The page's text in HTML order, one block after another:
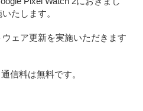
たします。
ェア更新を実施いただきます
信料は無料です。